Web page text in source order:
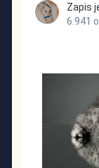
Zapis
6.941